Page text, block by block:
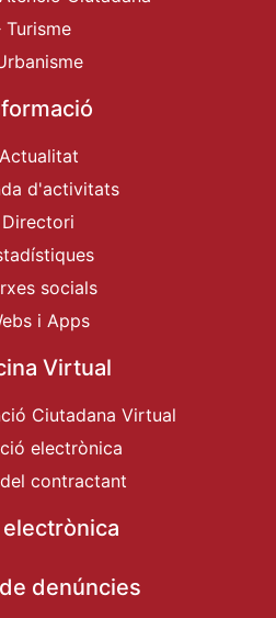
Turisme
d'activitats
Directori
socials
i Apps
Virtual
Ciutadana Virtual
electrònica
contractant
electrònica
denúncies